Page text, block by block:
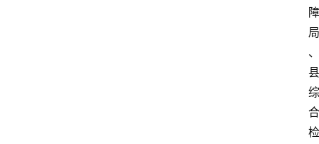
障
局
、
县
综
合
检